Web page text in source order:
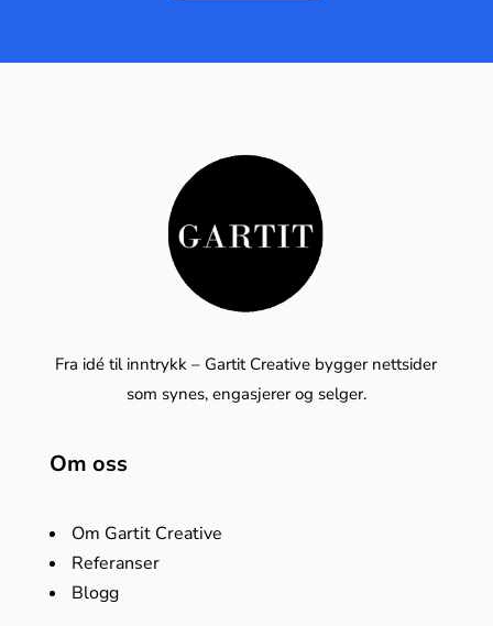
Fra idé til inntrykk – Gartit Creative bygger nettsider
som synes, engasjerer og selger.
Om oss
Om Gartit Creative
Referanser
Blogg